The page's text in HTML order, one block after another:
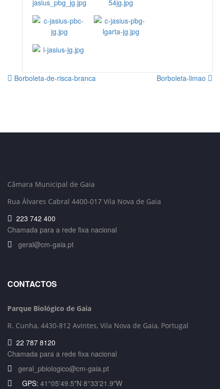
Borboleta-de-risca-branca Borboleta-limao
Câmara Municipal de Gaia
Rua Álvares Cabral 4400-017 Vila Nova de Gaia
223 742 400
Chamada para a rede fixa nacional
geral@cm-gaia.pt
CONTACTOS
Parque Biológico de Gaia
R. Cunha, 4430-812 Avintes, Vila Nova de Gaia, Portugal
22 787 8120
Chamada para a rede fixa nacional
geral_pbiologico@cm-gaia.pt
GPS: 41°05'49.5"N 8°33'21.9"W